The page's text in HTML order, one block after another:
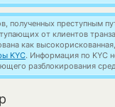
полученных преступным
от клиентов
как
KYC. Информация по KYC
разблокирования